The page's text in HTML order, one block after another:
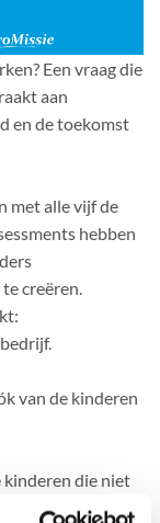
Een vraag die
aan
en de toekomst
met alle vijf de
hebben
creëren.
van de kinderen
kinderen die niet
betrokken